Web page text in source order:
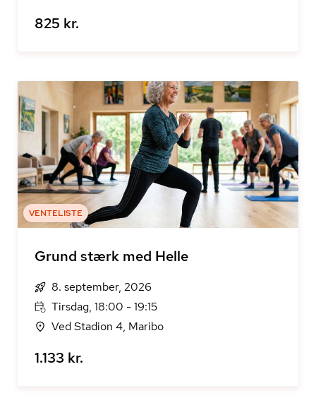
825 kr.
VENTELISTE
Grund stærk med Helle
8. september, 2026
Tirsdag, 18:00 - 19:15
Ved Stadion 4, Maribo
1.133 kr.